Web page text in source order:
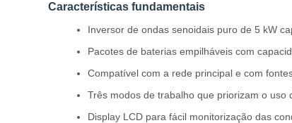
Características fundamentais
Inversor de ondas senoidais puro de 5 kW
Pacotes de baterias empilháveis com
Compatível com a rede principal e com
Três modos de trabalho que priorizam o
Display LCD para fácil monitorização das